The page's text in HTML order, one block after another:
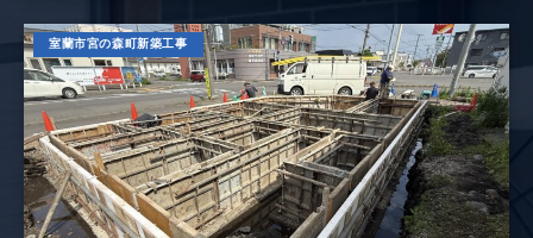
室蘭市宮の森町新築工事